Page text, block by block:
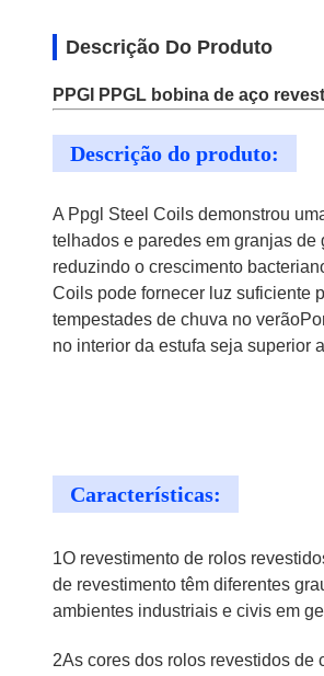
Descrição Do Produto
PPGI PPGL bobina de aço
Descrição do produto:
A Ppgl Steel Coils demonstrou
telhados e paredes em granjas
reduzindo o crescimento
Coils pode fornecer luz suficiente
tempestades de chuva no
no interior da estufa seja superior
Características:
1O revestimento de rolos
de revestimento têm diferentes
ambientes industriais e civis em
2As cores dos rolos revestidos de